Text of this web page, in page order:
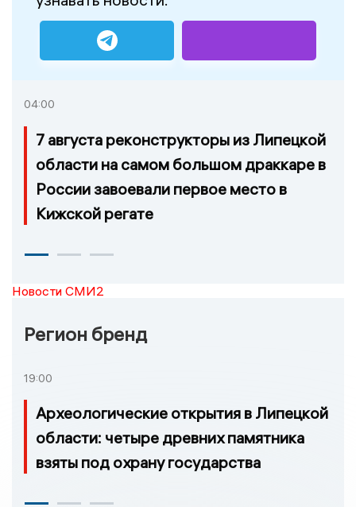
04:00
7 августа реконструкторы из Липецкой
области на самом большом драккаре в
России завоевали первое место в
Кижской регате
Новости СМИ2
Регион бренд
19:00
Археологические открытия в Липецкой
области: четыре древних памятника
взяты под охрану государства